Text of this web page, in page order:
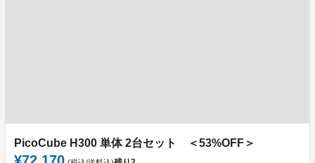
PicoCube H300 単体 2台セット ＜53%OFF＞